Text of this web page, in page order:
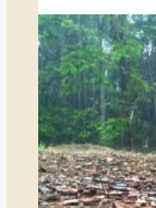
Dari
Politik
1905